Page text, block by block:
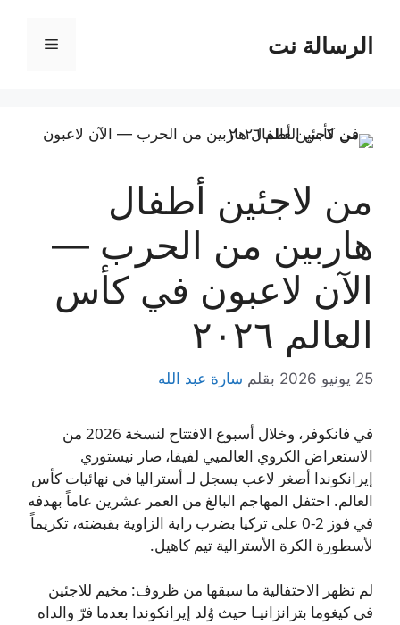
المحتوىالرسالة نت القائمة
من لاجئين أطفال
هاربين من الحرب —
الآن لاعبون في كأس
العالم ٢٠٢٦
25 يونيو 2026 بقلم سارة عبد الله
في فانكوفر، وخلال أسبوع الافتتاح لنسخة 2026 من
الاستعراض الكروي العالميي لفيفا، صار نيستوري
إيرانكوندا أصغر لاعب يسجل لـ أستراليا في نهائيات كأس
العالم. احتفل المهاجم البالغ من العمر عشرين عاماً بهدفه
في فوز 2-0 على تركيا بضرب راية الزاوية بقبضته، تكريماً
لأسطورة الكرة الأسترالية تيم كاهيل.
لم تظهر الاحتفالية ما سبقها من ظروف: مخيم للاجئين
في كيغوما بترانزانيـا حيث وُلد إيرانكوندا بعدما فرّ والداه